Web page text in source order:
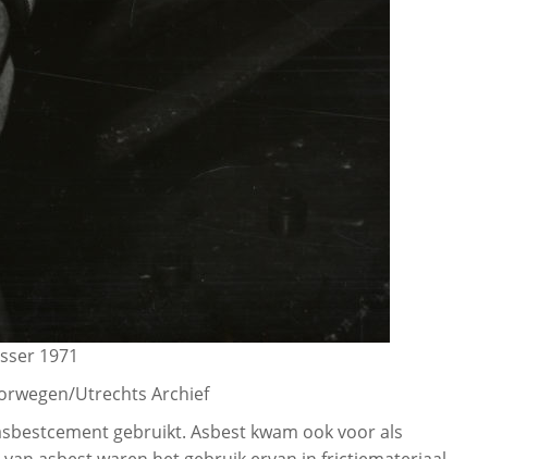
1971
Utrechts Archief
gebruikt. Asbest kwam ook voor als